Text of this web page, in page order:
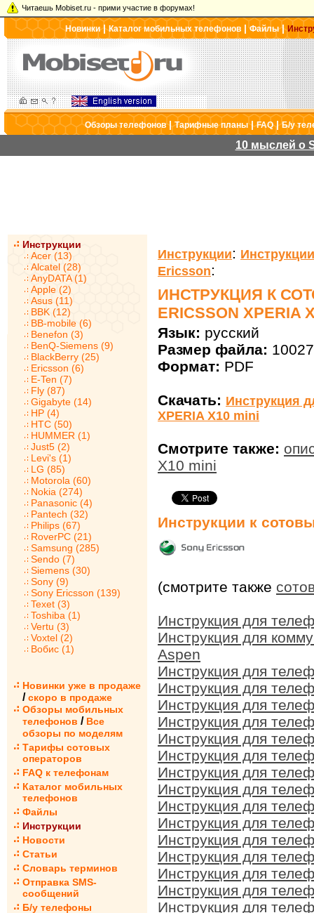
Читаешь Mobiset.ru - прими участие в форумах!
Новинки|Каталог мобильных телефонов |Файлы|
Обзоры телефонов|Тарифные планы|FAQ|Б/у
10 мыслей о
Инструкции
Acer (13)
Alcatel (28)
AnyDATA (1)
Apple (2)
Asus (11)
BBK (12)
BB-mobile (6)
Benefon (3)
BenQ-Siemens (9)
BlackBerry (25)
Ericsson (6)
E-Ten (7)
Fly (87)
Gigabyte (14)
HP (4)
HTC (50)
HUMMER (1)
Just5 (2)
Levi's (1)
LG (85)
Motorola (60)
Nokia (274)
Panasonic (4)
Pantech (32)
Philips (67)
RoverPC (21)
Samsung (285)
Sendo (7)
Siemens (30)
Sony (9)
Sony Ericsson (139)
Texet (3)
Toshiba (1)
Vertu (3)
Voxtel (2)
Вобис (1)
Новинки уже в продаже
/ скоро в продаже
Обзоры мобильных
телефонов / Все
обзоры по моделям
Тарифы сотовых
операторов
FAQ к телефонам
Каталог мобильных
телефонов
Файлы
Инструкции
Новости
Статьи
Словарь терминов
Отправка SMS-
сообщений
Б/у телефоны
Инструкции:
Ericsson:
ИНСТРУКЦИЯ К
ERICSSON XPERIA
Язык: русский
Размер файла:
Формат: PDF
Скачать: Инструкция
XPERIA X10 mini
Смотрите также:
X10 mini
Инструкции к
(смотрите также
Инструкция для
Инструкция для
Aspen
Инструкция для
Инструкция для
Инструкция для
Инструкция для
Инструкция для
Инструкция для
Инструкция для
Инструкция для
Инструкция для
Инструкция для
Инструкция для
Инструкция для
Инструкция для
Инструкция для
Инструкция для